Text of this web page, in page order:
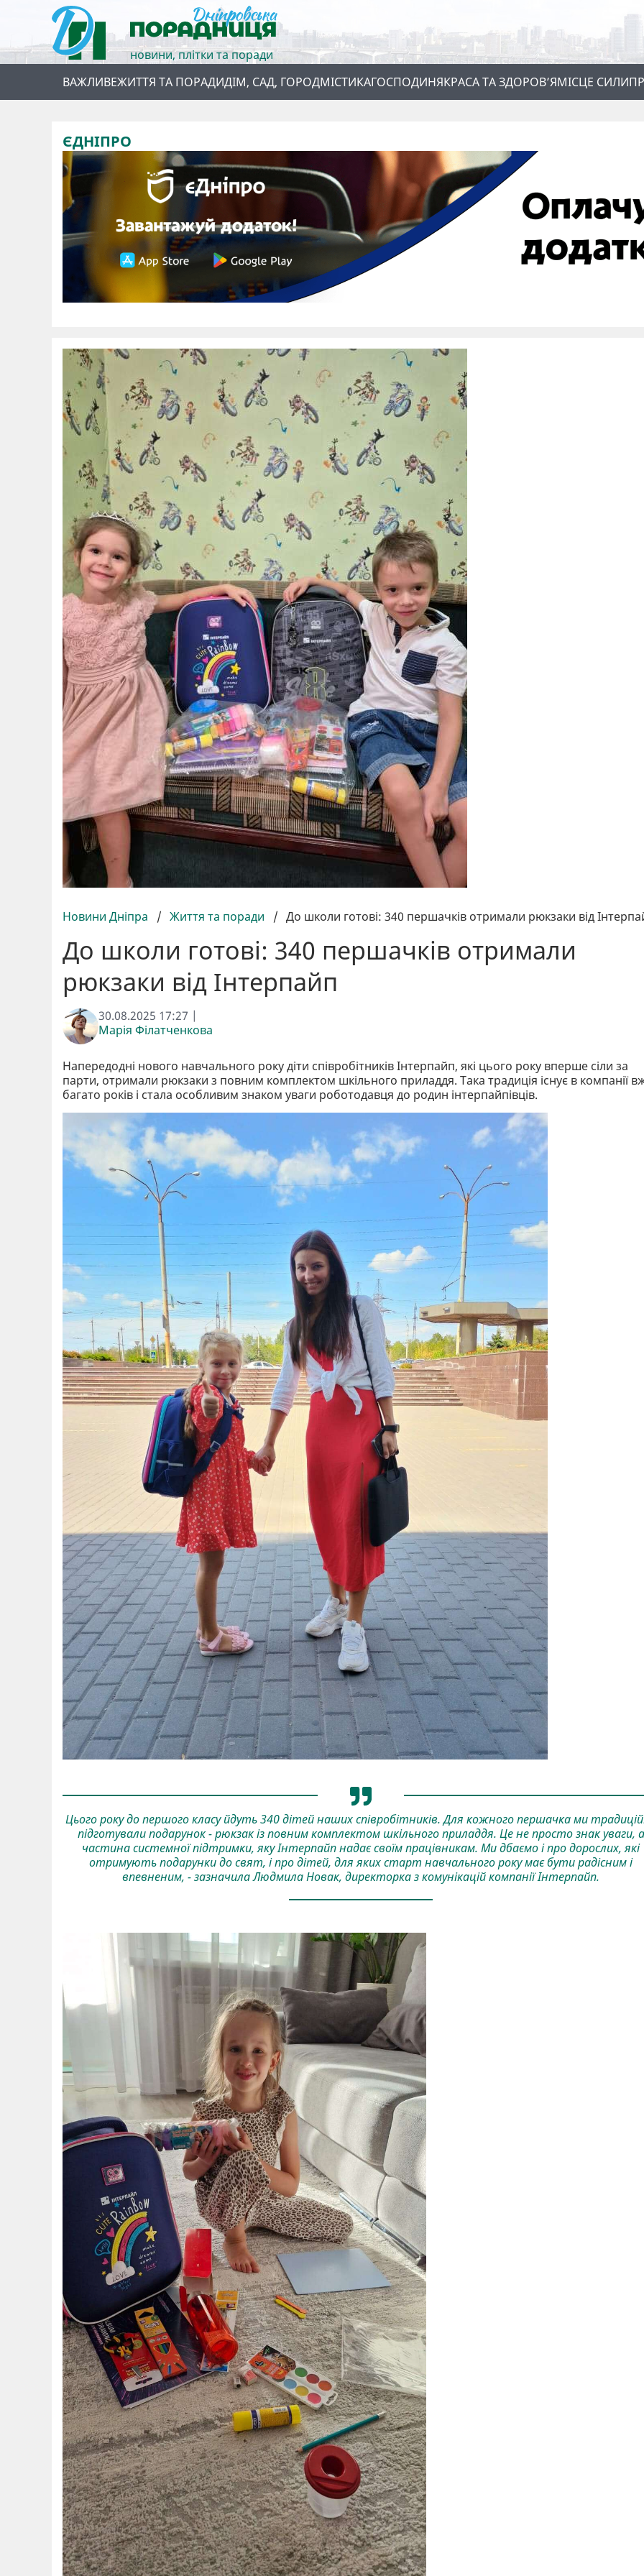
новини, плітки та поради
ВАЖЛИВЕЖИТТЯ ТА ПОРАДИДІМ, САД, ГОРОДМІСТИКАГОСПОДИНЯКРАСА ТА ЗДОРОВ’ЯМІСЦЕ СИЛИ
ЄДНІПРО
Новини Дніпра / Життя та поради / До школи готові: 340 першачків отримали рюкзаки від
До школи готові: 340 першачків отримали
рюкзаки від Інтерпайп
30.08.2025 17:27 |
Марія Філатченкова
Напередодні нового навчального року діти співробітників Інтерпайп, які цього року вперше сіли за
парти, отримали рюкзаки з повним комплектом шкільного приладдя. Така традиція існує в компанії
багато років і стала особливим знаком уваги роботодавця до родин інтерпайпівців.
Цього року до першого класу йдуть 340 дітей наших співробітників. Для кожного першачка ми
підготували подарунок - рюкзак із повним комплектом шкільного приладдя. Це не просто знак уваги, а
частина системної підтримки, яку Інтерпайп надає своїм працівникам. Ми дбаємо і про дорослих, які
отримують подарунки до свят, і про дітей, для яких старт навчального року має бути радісним і
впевненим, - зазначила Людмила Новак, директорка з комунікацій компанії Інтерпайп.